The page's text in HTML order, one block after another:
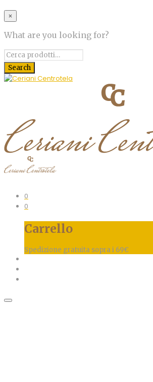
×
What are you looking for?
0
0
Carrello
Spedizione gratuita sopra i 69€